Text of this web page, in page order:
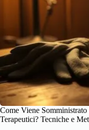
Come Viene
Terapeutici? Tecniche e